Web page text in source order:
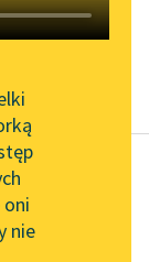
utworu
Lektur
dla piszących i
nie